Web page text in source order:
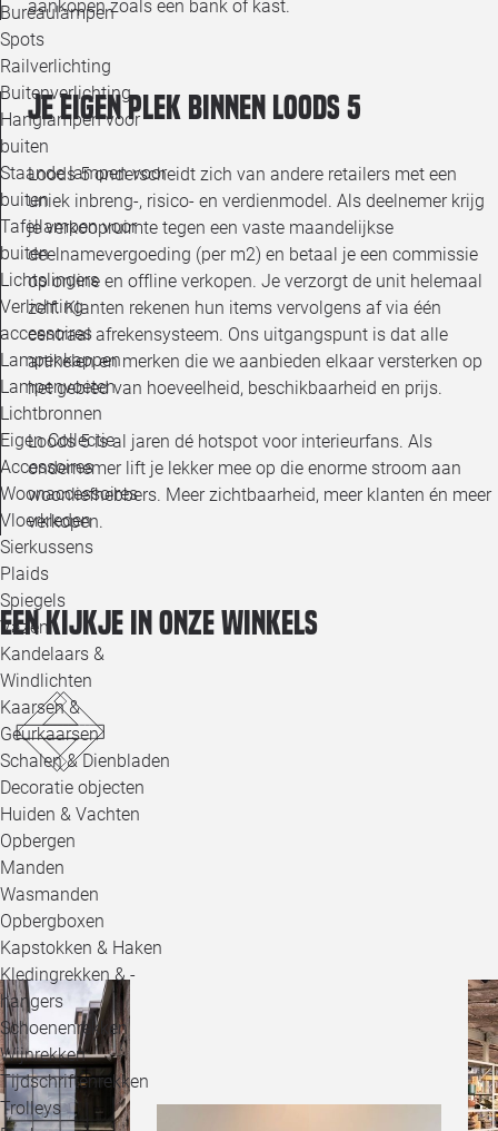
Bureaulampen
Spots
Railverlichting
Buitenverlichting
Hanglampen voor
buiten
Staande lampen voor
buiten
Tafellampen voor
buiten
Lichtslingers
Verlichting
accessoires
Lampenkappen
Lampenvoeten
Lichtbronnen
Eigen Collectie
Accessoires
Woonaccessoires
Vloerkleden
Sierkussens
Plaids
Spiegels
Vazen
Kandelaars &
Windlichten
Kaarsen &
Geurkaarsen
Schalen & Dienbladen
Decoratie objecten
Huiden & Vachten
Opbergen
Manden
Wasmanden
Opbergboxen
Kapstokken & Haken
Kledingrekken & -
hangers
Schoenenrekken
Wijnrekken
Tijdschriftenrekken
Trolleys
aankopen zoals een bank of kast.
Je eigen plek binnen Loods 5
Loods 5 onderscheidt zich van andere retailers met een
uniek inbreng-, risico- en verdienmodel. Als deelnemer krijg
je verkoopruimte tegen een vaste maandelijkse
deelnamevergoeding (per m2) en betaal je een commissie
op online en offline verkopen. Je verzorgt de unit helemaal
zelf. Klanten rekenen hun items vervolgens af via één
centraal afrekensysteem. Ons uitgangspunt is dat alle
artikelen en merken die we aanbieden elkaar versterken op
het gebied van hoeveelheid, beschikbaarheid en prijs.
Loods 5 is al jaren dé hotspot voor interieurfans. Als
ondernemer lift je lekker mee op die enorme stroom aan
woonliefhebbers. Meer zichtbaarheid, meer klanten én meer
verkopen.
Een kijkje in onze winkels